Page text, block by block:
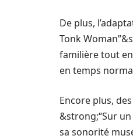
De plus,
Tonk
familière tout
en temps
Encore plus,
&strong;“Sur
sa sonorité